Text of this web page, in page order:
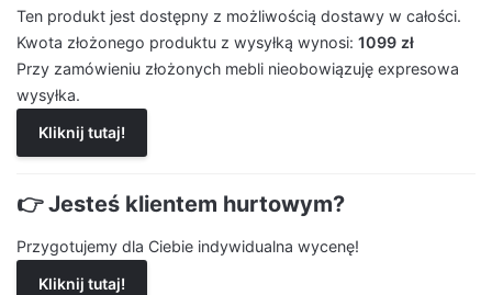
Ten produkt jest dostępny z możliwością dostawy w całości.
Kwota złożonego produktu z wysyłką wynosi: 1099 zł
Przy zamówieniu złożonych mebli nieobowiązuję expresowa
wysyłka.
Kliknij tutaj!
👉 Jesteś klientem hurtowym?
Przygotujemy dla Ciebie indywidualna wycenę!
Kliknij tutaj!